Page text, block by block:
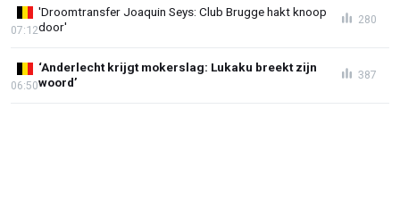
'Droomtransfer Joaquin Seys: Club Brugge hakt knoop
door'
07:12
280
‘Anderlecht krijgt mokerslag: Lukaku breekt zijn
woord’
06:50
387